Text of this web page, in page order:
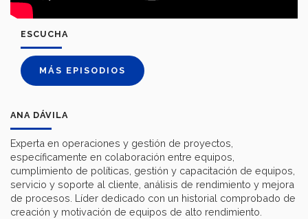
ESCUCHA
MÁS EPISODIOS
ANA DÁVILA
Experta en operaciones y gestión de proyectos,
específicamente en colaboración entre equipos,
cumplimiento de políticas, gestión y capacitación de equipos,
servicio y soporte al cliente, análisis de rendimiento y mejora
de procesos. Líder dedicado con un historial comprobado de
creación y motivación de equipos de alto rendimiento.